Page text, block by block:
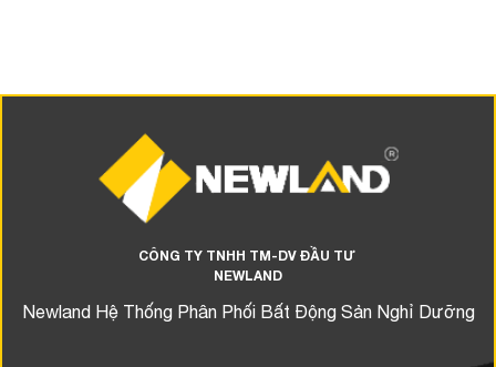
CÔNG TY TNHH TM-DV ĐẦU TƯ
NEWLAND
Newland Hệ Thống Phân Phối Bất Động Sản Nghỉ Dưỡng